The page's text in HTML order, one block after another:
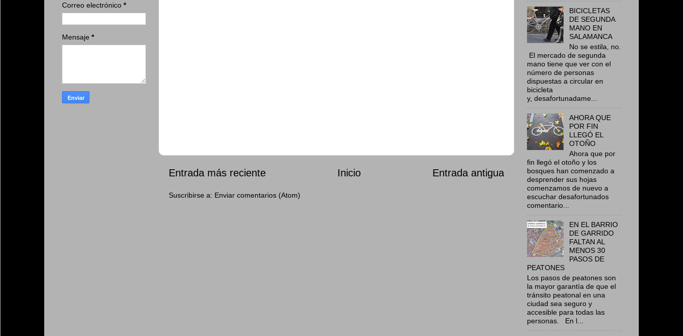
Entrada más reciente Entrada antigua
Inicio
Suscribirse a: Enviar comentarios (Atom)
Correo electrónico *
Mensaje *
BICICLETAS
DE SEGUNDA
MANO EN
SALAMANCA
No se estila, no.
El mercado de segunda
mano tiene que ver con el
número de personas
dispuestas a circular en
bicicleta
y, desafortunadame...
AHORA QUE
POR FIN
LLEGÓ EL
OTOÑO
Ahora que por
fin llegó el otoño y los
bosques han comenzado a
desprender sus hojas
comenzamos de nuevo a
escuchar desafortunados
comentario...
EN EL BARRIO
DE GARRIDO
FALTAN AL
MENOS 30
PASOS DE
PEATONES
Los pasos de peatones son
la mayor garantía de que el
tránsito peatonal en una
ciudad sea seguro y
accesible para todas las
personas. En l...